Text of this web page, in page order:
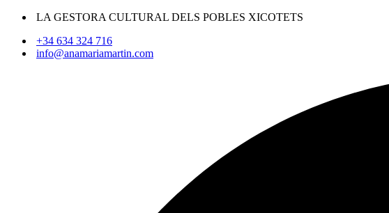
LA GESTORA CULTURAL DELS POBLES XICOTETS
+34 634 324 716
info@anamariamartin.com